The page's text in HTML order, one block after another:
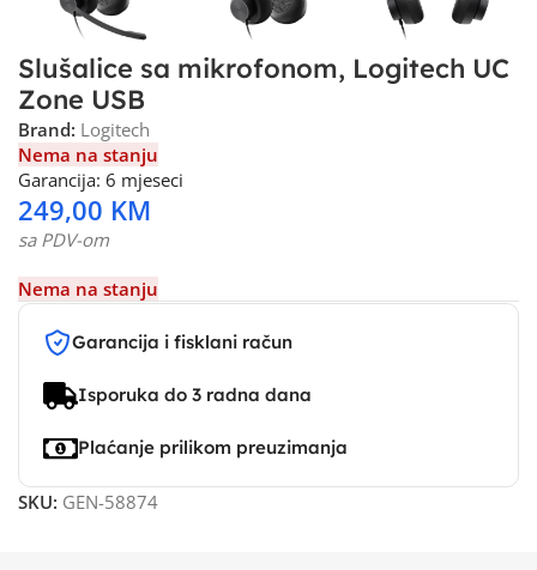
Slušalice sa mikrofonom, Logitech UC
Zone USB
Brand: Logitech
Nema na stanju
Garancija: 6 mjeseci
249,00 KM
sa PDV-om
Nema na stanju
Garancija i fisklani račun
Isporuka do 3 radna dana
Plaćanje prilikom preuzimanja
SKU: GEN-58874